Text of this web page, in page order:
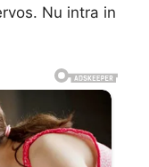
Nu intra in